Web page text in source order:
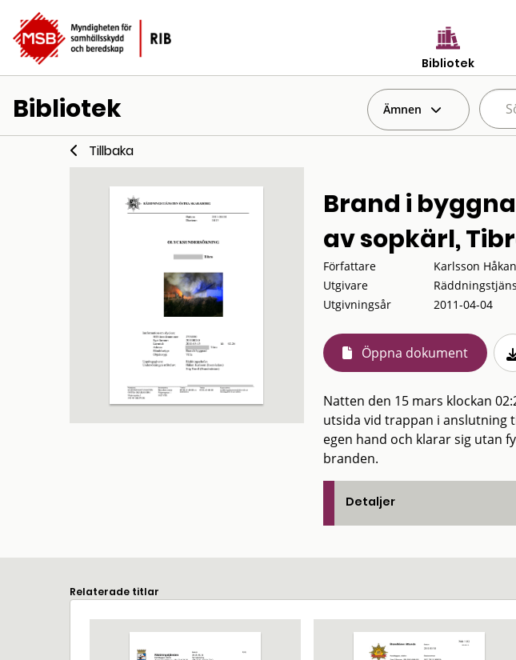
Bibliotek
Bibliotek Ämnen
Tillbaka
Brand i
av sopkärl,
Författare
Karlsson
Utgivare
Utgivningsår
2011-04-04
Öppna dokument
Natten den 15 mars klockan
utsida vid trappan i anslutning
egen hand och klarar sig utan
branden.
Detaljer
Relaterade titlar